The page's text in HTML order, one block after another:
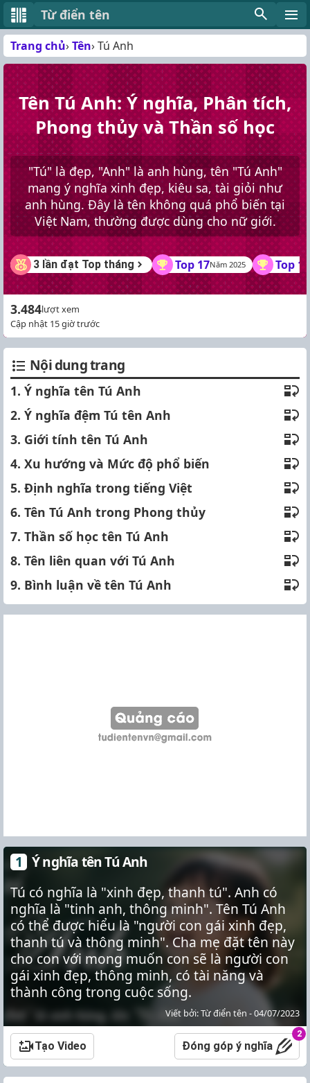
Từ điển tên
Trang chủ Tên Tú Anh
Tên Tú Anh: Ý nghĩa, Phân tích,
Phong thủy và Thần số học
"Tú" là đẹp, "Anh" là anh hùng, tên "Tú Anh"
mang ý nghĩa xinh đẹp, kiêu sa, tài giỏi như
anh hùng. Đây là tên không quá phổ biến tại
Việt Nam, thường được dùng cho nữ giới.
3 lần đạt Top tháng Top 17Năm 2025 Top 14
3.484lượt xem
Cập nhật 15 giờ trước
Nội dung trang
1. Ý nghĩa tên Tú Anh
2. Ý nghĩa đệm Tú tên Anh
3. Giới tính tên Tú Anh
4. Xu hướng và Mức độ phổ biến
5. Định nghĩa trong tiếng Việt
6. Tên Tú Anh trong Phong thủy
7. Thần số học tên Tú Anh
8. Tên liên quan với Tú Anh
9. Bình luận về tên Tú Anh
Ý nghĩa tên Tú Anh
Tú có nghĩa là "xinh đẹp, thanh tú". Anh có
nghĩa là "tinh anh, thông minh". Tên Tú Anh
có thể được hiểu là "người con gái xinh đẹp,
thanh tú và thông minh". Cha mẹ đặt tên này
cho con với mong muốn con sẽ là người con
gái xinh đẹp, thông minh, có tài năng và
thành công trong cuộc sống.
Viết bởi: Từ điển tên - 04/07/2023
Tạo Video Đóng góp ý nghĩa
2